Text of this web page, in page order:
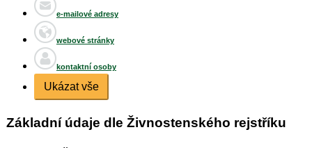
e-mailové adresy
webové stránky
kontaktní osoby
Ukázat vše
Základní údaje dle Živnostenského rejstříku